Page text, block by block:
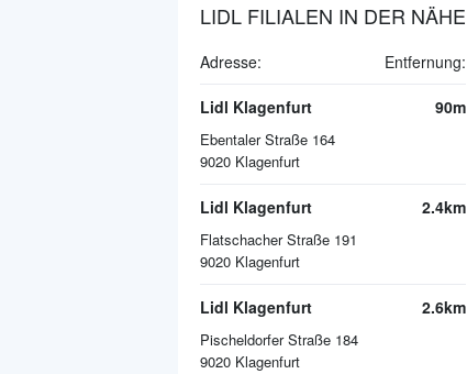
LIDL FILIALEN IN DER NÄHE
Adresse: Entfernung:
Lidl Klagenfurt
Ebentaler Straße 164
9020 Klagenfurt
90m
Lidl Klagenfurt
Flatschacher Straße 191
9020 Klagenfurt
2.4km
Lidl Klagenfurt
Pischeldorfer Straße 184
9020 Klagenfurt
2.6km